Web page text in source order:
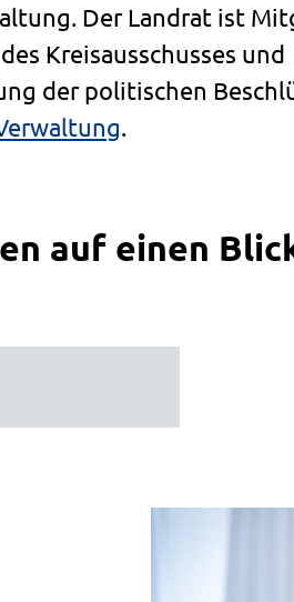
Der Landrat ist
Kreisausschusses und
der politischen
.
auf einen